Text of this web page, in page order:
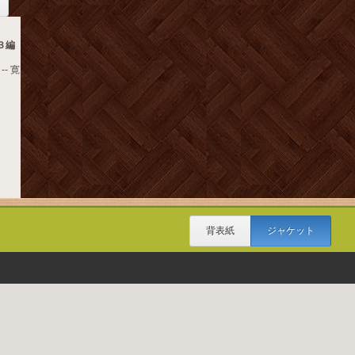
編
寛
背表紙 ジャケット